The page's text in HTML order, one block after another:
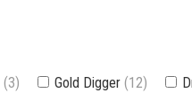
(3) Gold Digger (12)